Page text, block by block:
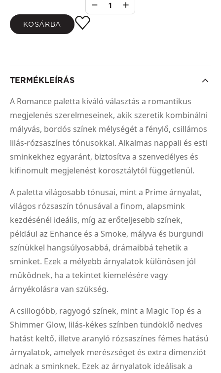
1
KOSÁRBA
TERMÉKLEÍRÁS
A Romance paletta kiváló választás a romantikus
megjelenés szerelmeseinek, akik szeretik kombinálni
mályvás, bordós színek mélységét a fénylő, csillámos
lilás-rózsaszínes tónusokkal. Alkalmas nappali és esti
sminkekhez egyaránt, biztosítva a szenvedélyes és
kifinomult megjelenést korosztálytól függetlenül.
A paletta világosabb tónusai, mint a Prime árnyalat,
világos rózsaszín tónusával a finom, alapsmink
kezdésénél ideális, míg az erőteljesebb színek,
például az Enhance és a Smoke, mályva és burgundi
színükkel hangsúlyosabbá, drámaibbá tehetik a
sminket. Ezek a mélyebb árnyalatok különösen jól
működnek, ha a tekintet kiemelésére vagy
árnyékolásra van szükség.
A csillogóbb, ragyogó színek, mint a Magic Top és a
Shimmer Glow, lilás-kékes színben tündöklő nedves
hatást keltő, illetve aranyló rózsaszínes fémes hatású
árnyalatok, amelyek merészséget és extra dimenziót
adnak a sminknek. Ezek az árnyalatok ideálisak a